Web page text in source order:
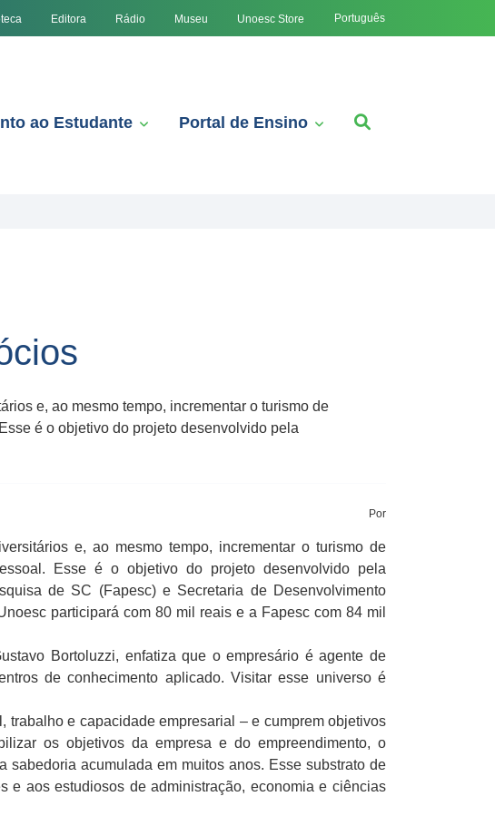
Editora Rádio Museu Unoesc Store Português
ao Estudante Portal de Ensino
e, ao mesmo tempo, incrementar o turismo de
é o objetivo do projeto desenvolvido pela
Por
e, ao mesmo tempo, incrementar o turismo de
Esse é o objetivo do projeto desenvolvido pela
de SC (Fapesc) e Secretaria de Desenvolvimento
participará com 80 mil reais e a Fapesc com 84 mil
Bortoluzzi, enfatiza que o empresário é agente de
de conhecimento aplicado. Visitar esse universo é
trabalho e capacidade empresarial – e cumprem objetivos
os objetivos da empresa e do empreendimento, o
acumulada em muitos anos. Esse substrato de
e aos estudiosos de administração, economia e ciências